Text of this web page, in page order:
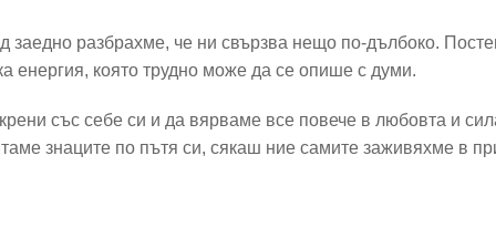
разбрахме, че ни свързва нещо по-дълбоко.
енергия, която трудно може да се опише с думи.
със себе си и да вярваме все повече в любовта и
знаците по пътя си, сякаш ние самите заживяхме в